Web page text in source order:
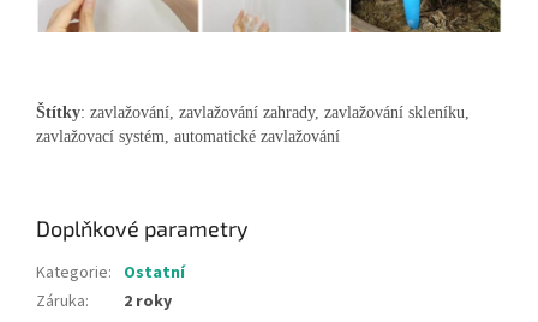
Štítky: zavlažování, zavlažování zahrady, zavlažování skleníku,
zavlažovací systém, automatické zavlažování
Doplňkové parametry
Kategorie: Ostatní
Záruka: 2 roky